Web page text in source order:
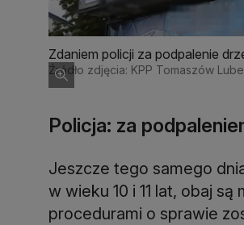
Zdaniem policji za podpalenie
Źródło zdjęcia: KPP Tomaszów
Policja: za
Jeszcze tego samego
w wieku 10 i 11 lat, obaj
procedurami o sprawie